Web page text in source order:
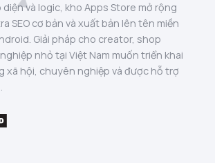
và logic, kho Apps Store mở rộng
SEO cơ bản và xuất bản lên tên miền
Giải pháp cho creator, shop
nhỏ tại Việt Nam muốn triển khai
xã hội, chuyên nghiệp và được hỗ trợ